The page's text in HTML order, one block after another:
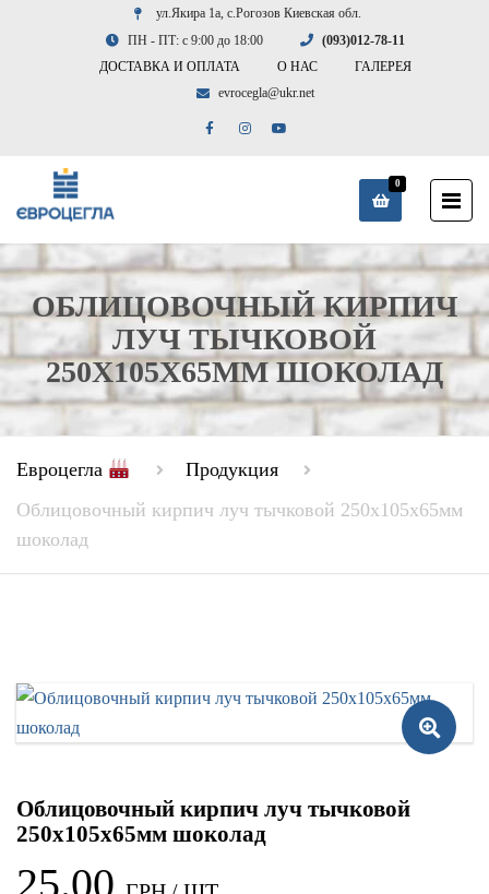
ул.Якира 1а, с.Рогозов Киевская обл.
ПН - ПТ: с 9:00 до 18:00
(093)012-78-11
ДОСТАВКА И ОПЛАТА
О НАС
ГАЛЕРЕЯ
evrocegla@ukr.net
0
ОБЛИЦОВОЧНЫЙ КИРПИЧ
ЛУЧ ТЫЧКОВОЙ
250X105X65ММ ШОКОЛАД
Евроцегла
Продукция
Облицовочный кирпич луч тычковой 250x105x65мм
шоколад
Облицовочный кирпич луч тычковой
250x105x65мм шоколад
25.00